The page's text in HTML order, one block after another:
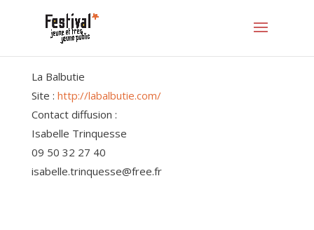
La Balbutie
Site : http://labalbutie.com/
Contact diffusion :
Isabelle Trinquesse
09 50 32 27 40
isabelle.trinquesse@free.fr